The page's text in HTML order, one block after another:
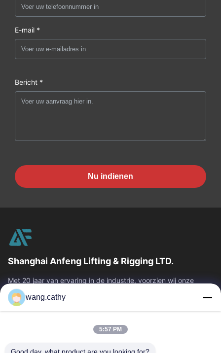
E-mail *
Bericht *
Nu indienen
Shanghai Anfeng Lifting & Rigging LTD.
Met 20 jaar van ervaring in de industrie, voorzien wij onze
klanten van premie die & producten en douane-ontworpen het
opheffen oplossingen...
Snelle Links
Producten
Video's
Ongeveer Ons
wang.cathy
5:57 PM